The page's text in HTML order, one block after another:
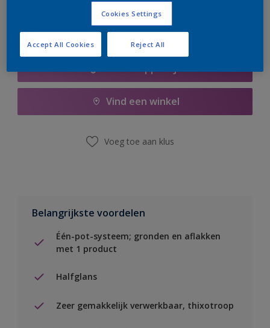
Vind een winkel
Voeg toe aan klus
Belangrijkste voordelen
Één-pot-systeem; gronden en aflakken
met 1 product
Halfglans
Zeer gemakkelijk verwerkbaar, thixotroop
Cookies Settings
Reject All
Accept All Cookies